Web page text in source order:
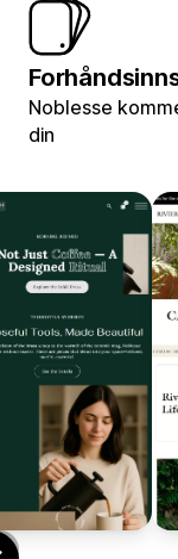
Noblesse
din